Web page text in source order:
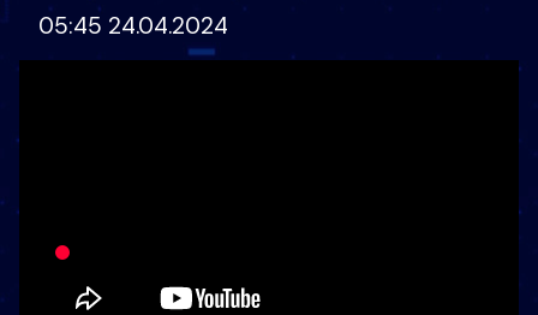
05:45 24.04.2024